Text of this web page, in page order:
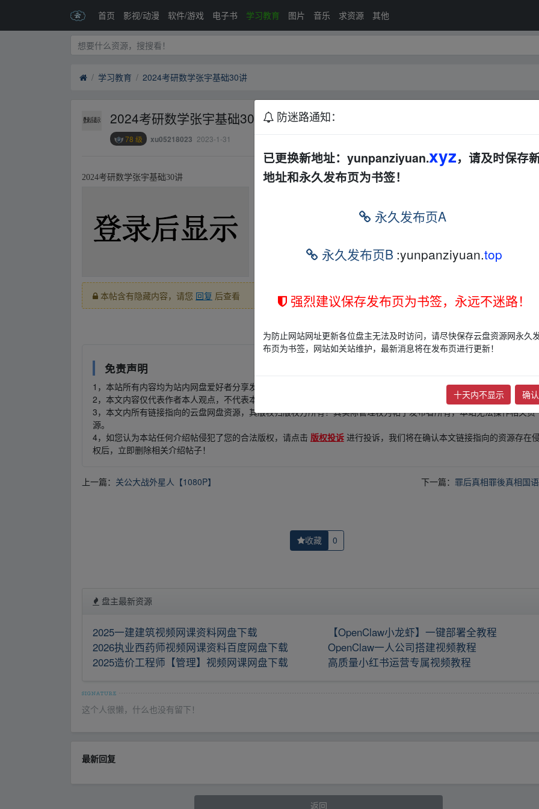
首页 影视/动漫 软件/游戏 电子书 学习教育 图片 音乐 求资源 其他
学习教育 2024考研数学张宇基础30讲
2024考研数学张宇基础30讲 AL 文档 电子书
78 级 xu05218023 2023-1-31
2024考研数学张宇基础30讲▂fr▁om w▂ww.y、un pan﹏zi yu an.xy‥z
本帖含有隐藏内容，请您 回复 后查看
免责声明
1，本站所有内容均为站内网盘爱好者分享发布的网盘链接介绍展示帖子， 本站不存储任何实质资源数据。
2，本文内容仅代表作者本人观点，不代表本网站立场，作者文责自负。
3，本文内所有链接指向的云盘网盘资源，其版权归版权方所有！其实际管理权为帖子发布者所有，本站无法操作相关资
源。
4，如您认为本站任何介绍帖侵犯了您的合法版权，请点击 版权投诉 进行投诉，我们将在确认本文链接指向的资源存在
权后，立即删除相关介绍帖子！
上一篇： 关公大战外星人【1080P】 下一篇： 罪后真相罪後真相国
收藏 0
盘主最新资源
2025一建建筑视频网课资料网盘下载
【OpenClaw小龙虾】一键部署全教程
2026执业西药师视频网课资料百度网盘下载
OpenClaw一人公司搭建视频教程
2025造价工程师【管理】视频网课网盘下载
高质量小红书运营专属视频教程
这个人很懒，什么也没有留下！
最新回复
返回
防迷路通知：
已更换新地址：yunpanziyuan.xyz，请及时保存
地址和永久发布页为书签！
永久发布页A
永久发布页B :yunpanziyuan.top
强烈建议保存发布页为书签，永远不迷路！
为防止网站网址更新各位盘主无法及时访问，请尽快保存云盘资源网永久
布页为书签，网站如关站维护，最新消息将在发布页进行更新！
十天内不显示 确认